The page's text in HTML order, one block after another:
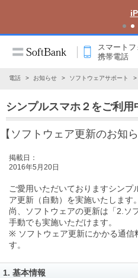
iPhone 17
スマートフ
携帯電話
帯電話 お知らせ ソフトウェアサポート
シンプルスマホ２をご利用
【ソフトウェア更新のお知ら
掲載日：
2016年5月20日
ご愛用いただいておりますシンプ
ア更新（自動）を実施いたします。
尚、ソフトウェアの更新は 「2.ソ
手動でも実施いただけます。
※ ソフトウェア更新にかかる通信
す。
1. 基本情報